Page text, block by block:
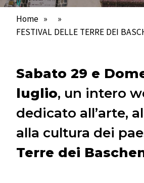
Home »
»
FESTIVAL DELLE TERRE DEI
Sabato 29 e
luglio, un intero
dedicato all’arte,
alla cultura dei
Terre dei